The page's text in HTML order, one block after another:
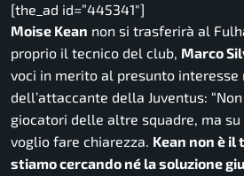
[the_ad id=”445341″]
Moise Kean non si trasferirà al
proprio il tecnico del club, Marco
voci in merito al presunto interesse
dell’attaccante della Juventus: “
giocatori delle altre squadre, ma
voglio fare chiarezza. Kean non è il
stiamo cercando né la soluzione